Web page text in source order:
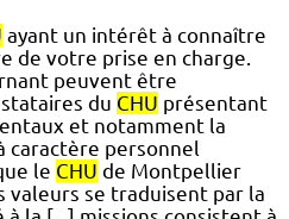
ayant un intérêt à connaître
de votre prise en charge.
peuvent être
du CHU présentant
et notamment la
caractère personnel
le CHU de Montpellier
valeurs se traduisent par la